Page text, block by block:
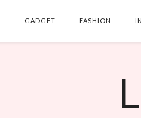
GADGET FASHION